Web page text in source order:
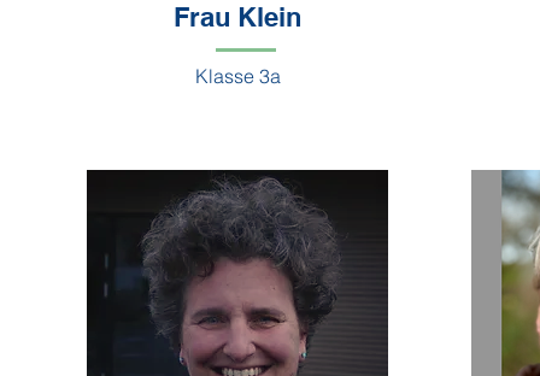
Frau Klein
Klasse 3a